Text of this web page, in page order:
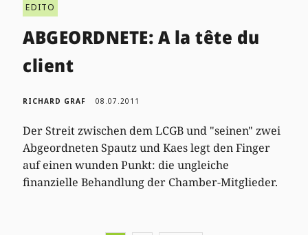
EDITO
ABGEORDNETE: A la tête du
client
RICHARD GRAF 08.07.2011
Der Streit zwischen dem LCGB und "seinen" zwei
Abgeordneten Spautz und Kaes legt den Finger
auf einen wunden Punkt: die ungleiche
finanzielle Behandlung der Chamber-Mitglieder.